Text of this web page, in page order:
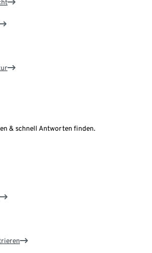
& schnell Antworten finden.